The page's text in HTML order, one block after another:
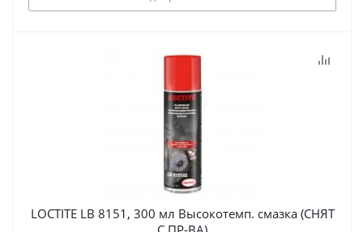
LOCTITE LB 8151, 300 мл Высокотемп. смазка (СНЯТ